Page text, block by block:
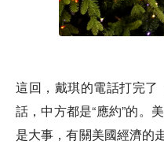
這回，戴琪的電話打完
話，中方都是“應約”的。
是大事，有關美國經濟的